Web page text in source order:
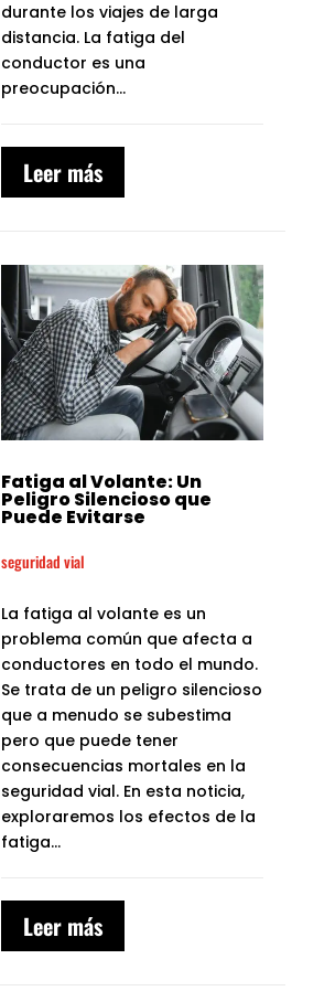
durante los viajes de larga
distancia. La fatiga del
conductor es una
preocupación...
Leer más
Fatiga al Volante: Un
Peligro Silencioso que
Puede Evitarse
seguridad vial
La fatiga al volante es un
problema común que afecta a
conductores en todo el mundo.
Se trata de un peligro silencioso
que a menudo se subestima
pero que puede tener
consecuencias mortales en la
seguridad vial. En esta noticia,
exploraremos los efectos de la
fatiga...
Leer más